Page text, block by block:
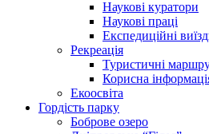
Наукові куратори
Наукові праці
Експедиційні
Рекреація
Туристичні
Корисна
Екоосвіта
Гордість парку
Боброве озеро